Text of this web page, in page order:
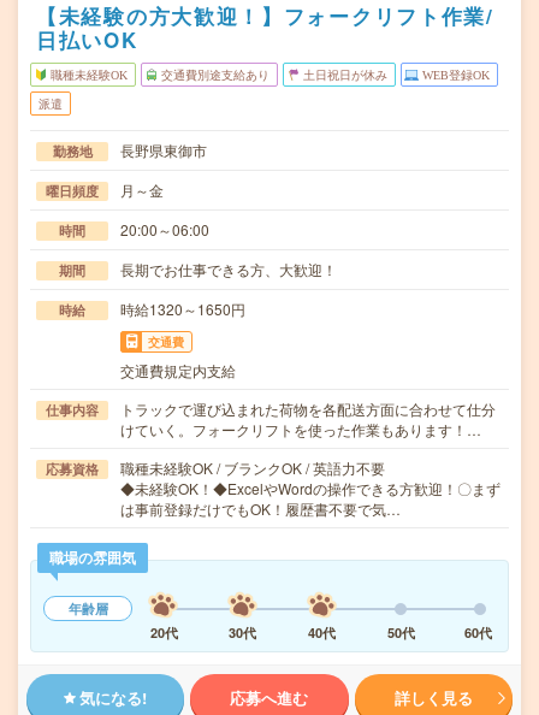
【未経験の方大歓迎！】フォークリフト作業/
日払いOK
職種未経験OK 交通費別途支給あり 土日祝日が休み WEB登録OK
派遣
勤務地 長野県東御市
曜日頻度 月～金
時間 20:00～06:00
期間 長期でお仕事できる方、大歓迎！
時給 時給1320～1650円
交通費
交通費規定内支給
仕事内容
トラックで運び込まれた荷物を各配送方面に合わせて仕分
けていく。フォークリフトを使った作業もあります！…
応募資格
職種未経験OK / ブランクOK / 英語力不要
◆未経験OK！◆ExcelやWordの操作できる方歓迎！〇まず
は事前登録だけでもOK！履歴書不要で気…
職場の雰囲気
年齢層
20代
30代 40代 50代 60代
気になる! 応募へ進む 詳しく見る